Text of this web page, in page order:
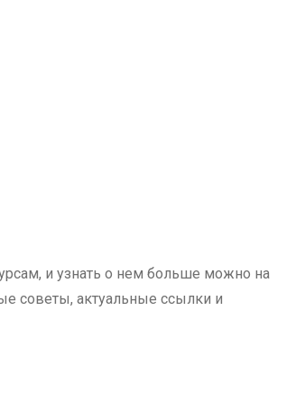
и узнать о нем больше можно на
советы, актуальные ссылки и